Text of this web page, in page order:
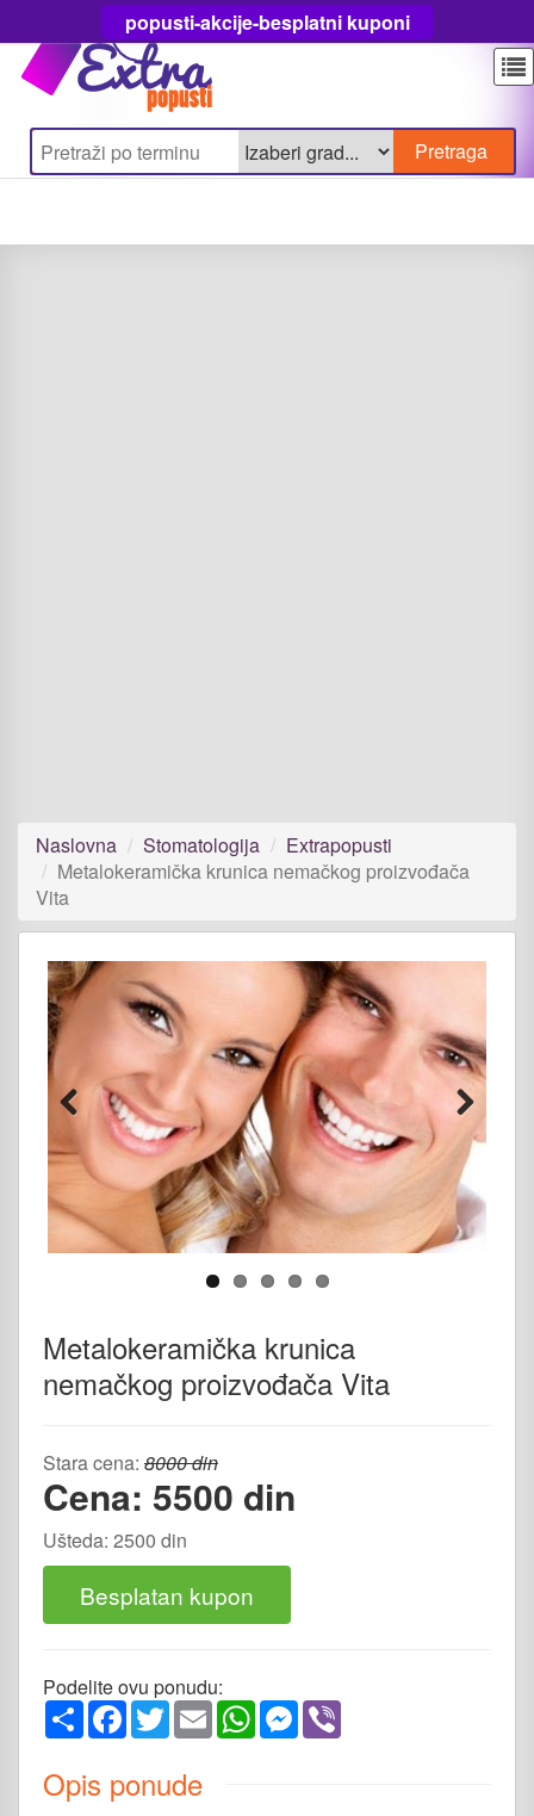
popusti-akcije-besplatni kuponi
Naslovna Stomatologija
Extrapopusti
Metalokeramička krunica nemačkog proizvođača
Vita
Previous Next
Metalokeramička krunica
nemačkog proizvođača Vita
Stara cena: 8000 din
Cena: 5500 din
Ušteda: 2500 din
Besplatan kupon
Podelite ovu ponudu:
ShareFacebook
TwitterEmailWhatsAppMessenger
Opis ponude